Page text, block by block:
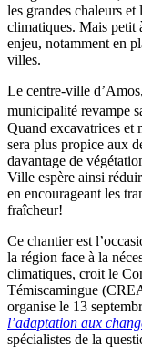
les grandes chaleurs et
climatiques. Mais petit
enjeu, notamment en
villes.
Le centre-ville
municipalité revampe
Quand excavatrices et
sera plus propice aux
davantage de
Ville espère ainsi
en encourageant les
fraîcheur!
Ce chantier est
la région face à la
climatiques, croit le
Témiscamingue
organise le 13
l’adaptation aux
spécialistes de la